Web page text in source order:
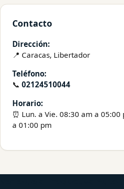
Contacto
Dirección:
📍 Caracas, Libertador
Teléfono:
📞 02124510044
Horario:
⏰ Lun. a Vie. 08:30 am a
a 01:00 pm